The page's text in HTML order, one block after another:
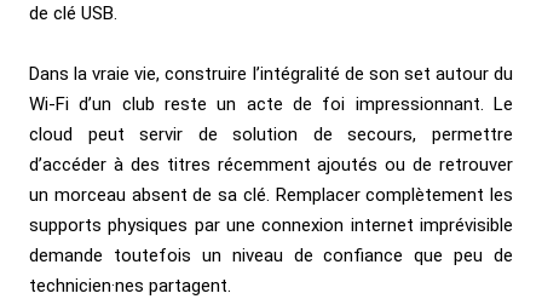
de clé USB.
Dans la vraie vie, construire l’intégralité de son set autour du
Wi-Fi d’un club reste un acte de foi impressionnant. Le
cloud peut servir de solution de secours, permettre
d’accéder à des titres récemment ajoutés ou de retrouver
un morceau absent de sa clé. Remplacer complètement les
supports physiques par une connexion internet imprévisible
demande toutefois un niveau de confiance que peu de
technicien·nes partagent.